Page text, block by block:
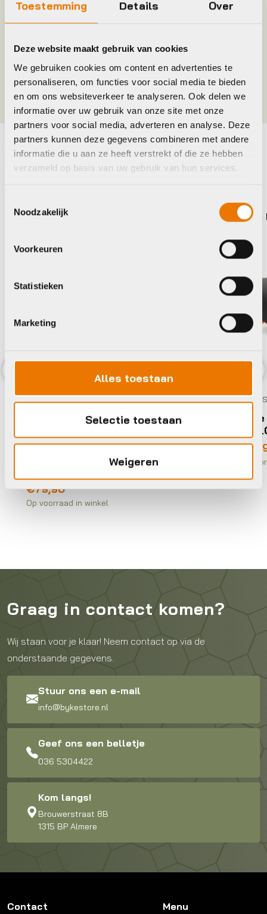
Toestemming Details Over
Deze website maakt gebruik van cookies
We gebruiken cookies om content en advertenties te
personaliseren, om functies voor social media te bieden
en om ons websiteverkeer te analyseren. Ook delen we
informatie over uw gebruik van onze site met onze
partners voor social media, adverteren en analyse. Deze
partners kunnen deze gegevens combineren met andere
informatie die u aan ze heeft verstrekt of die ze hebben
verzameld op basis van uw gebruik van hun services.
Noodzakelijk
Voorkeuren
Statistieken
Marketing
Alles toestaan
Selectie toestaan
Weigeren
Jaar
Maak je fiets compleet
Selle Royal
Zadels
Selle Royal ZADEL SR 5236DE3A
LOOKIN RELAXED UNI ZW-Zwart
€79,90
Op voorraad in winkel
Selle
Zadels
Selle
€
Op
Graag in contact komen?
Wij staan voor je klaar! Neem contact op via de
onderstaande gegevens.
Stuur ons een e-mail
info@bykestore.nl
Geef ons een belletje
036 5304422
Kom langs!
Brouwerstraat 8B
1315 BP Almere
Contact Menu